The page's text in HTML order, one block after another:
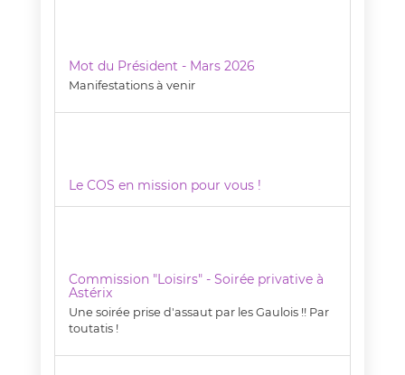
Mot du Président - Mars 2026
Manifestations à venir
Le COS en mission pour vous !
Commission "Loisirs" - Soirée privative à
Astérix
Une soirée prise d'assaut par les Gaulois !! Par
toutatis !